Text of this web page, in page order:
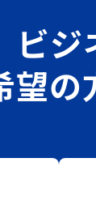
ビ
望